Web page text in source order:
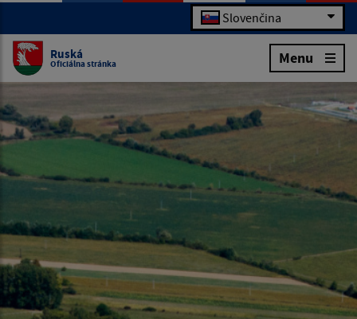
Slovenčina
Ruská
Oficiálna stránka Menu